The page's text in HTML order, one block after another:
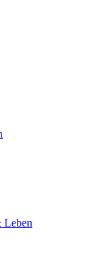
Leben